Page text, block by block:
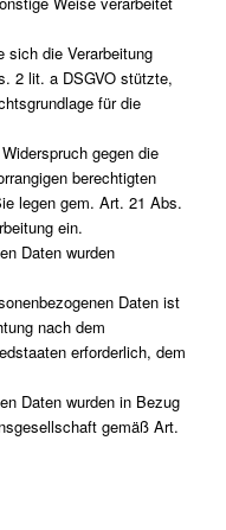
sich die Verarbeitung
2 lit. a DSGVO stützte,
für die
gegen die
berechtigten
legen gem. Art. 21 Abs.
ein.
Daten wurden
Daten ist
nach dem
erforderlich, dem
Daten wurden in Bezug
gemäß Art.